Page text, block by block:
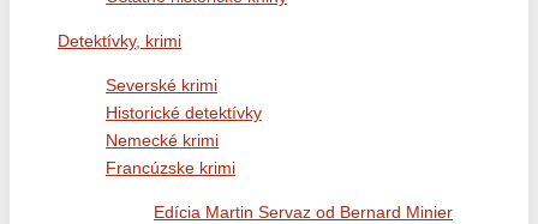
Detektívky, krimi
Severské krimi
Historické detektívky
Nemecké krimi
Francúzske krimi
Edícia Martin Servaz od Bernard Minier